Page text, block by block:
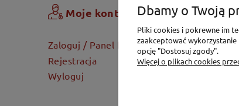
Moje konto
Zaloguj / Panel klienta
Rejestracja
Wyloguj
Dbamy o Twoją
Pliki cookies i pokrewne im
zaakceptować
opcję "Dostosuj zgody".
Więcej o plikach cookies